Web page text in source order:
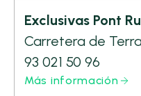
Exclusivas Pont
Carretera de
93 021 50 96
Más información